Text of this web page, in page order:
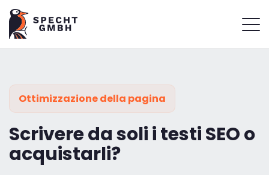
Ottimizzazione della pagina
Scrivere da soli i testi SEO o
acquistarli?